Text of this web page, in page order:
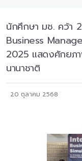
นักศึกษา มช. คว้า
Business
2025 แสดงศักยภา
นานาชาติ
20 ตุลาคม 2568